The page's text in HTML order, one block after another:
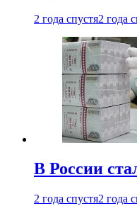
2 года спустя2 года
В России
2 года спустя2 года